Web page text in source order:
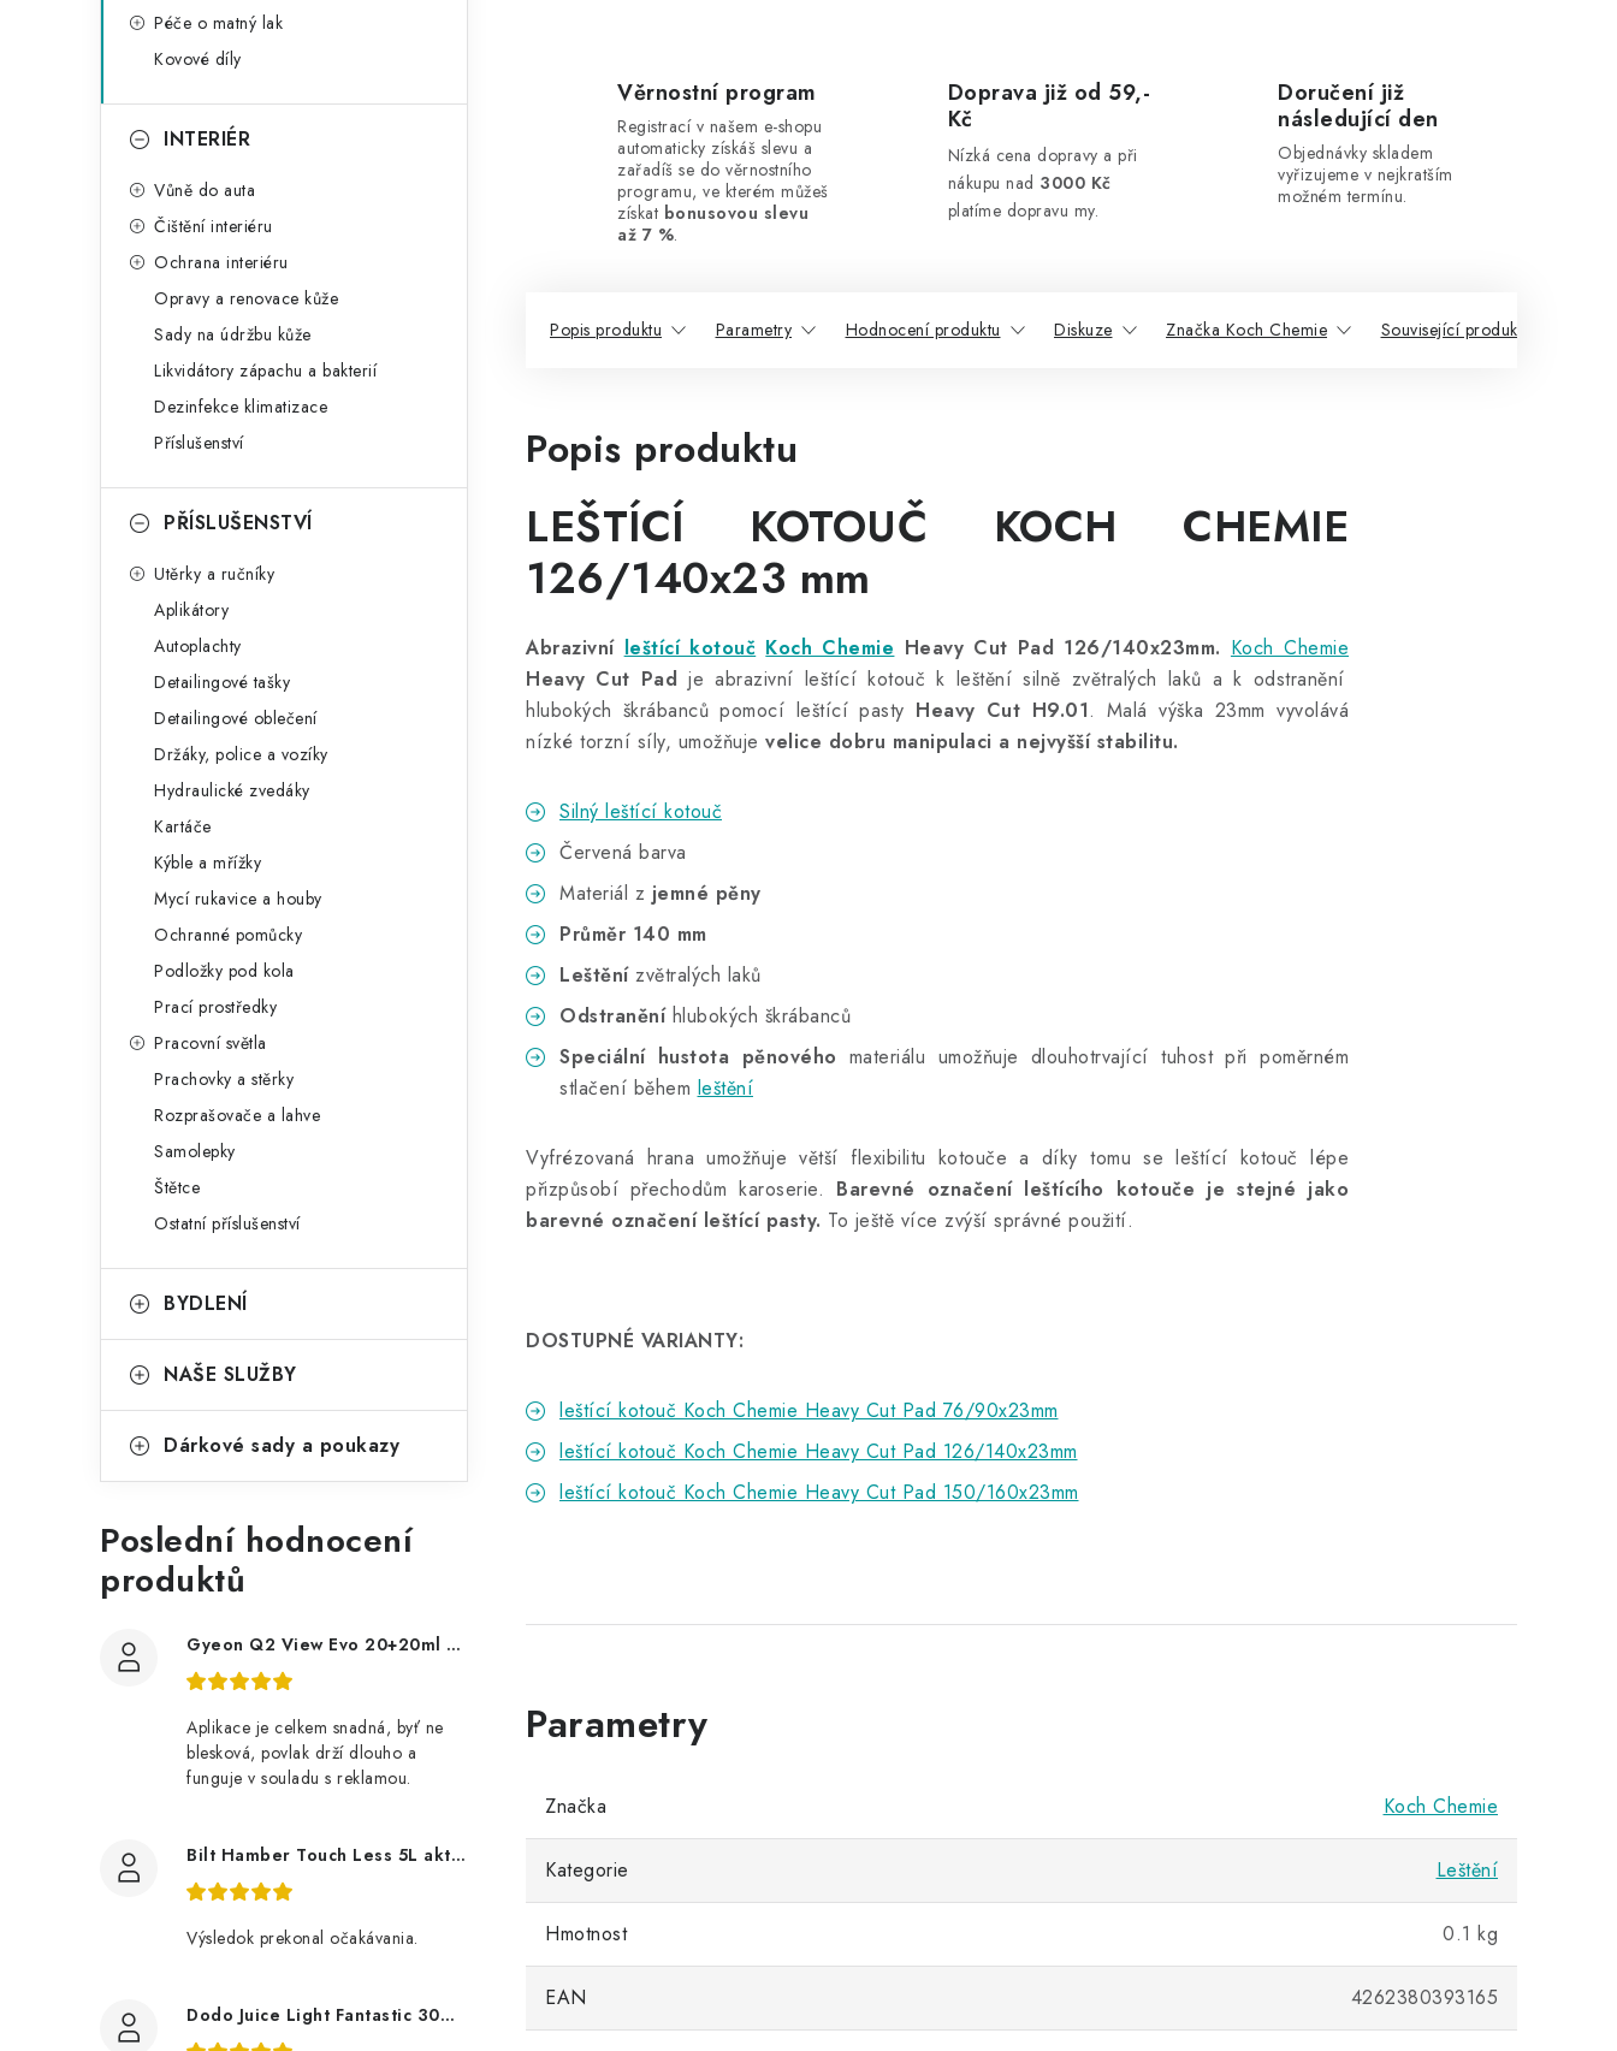
Péče o matný lak
Kovové díly
INTERIÉR
Vůně do auta
Čištění interiéru
Ochrana interiéru
Opravy a renovace kůže
Sady na údržbu kůže
Likvidátory zápachu a bakterií
Dezinfekce klimatizace
Příslušenství
PŘÍSLUŠENSTVÍ
Utěrky a ručníky
Aplikátory
Autoplachty
Detailingové tašky
Detailingové oblečení
Držáky, police a vozíky
Hydraulické zvedáky
Kartáče
Kýble a mřížky
Mycí rukavice a houby
Ochranné pomůcky
Podložky pod kola
Prací prostředky
Pracovní světla
Prachovky a stěrky
Rozprašovače a lahve
Samolepky
Štětce
Ostatní příslušenství
BYDLENÍ
NAŠE SLUŽBY
Dárkové sady a poukazy
Poslední hodnocení
produktů
Gyeon Q2 View Evo 20+20ml nanopovlak na okna
Aplikace je celkem snadná, byť ne
blesková, povlak drží dlouho a
funguje v souladu s reklamou.
Bilt Hamber Touch Less 5L aktivní pěna
Výsledok prekonal očakávania.
Dodo Juice Light Fantastic 30ml měkký vosk
Věrnostní program
Registrací v našem e-shopu
automaticky získáš slevu a
zařadíš se do věrnostního
programu, ve kterém můžeš
získat bonusovou slevu
až 7 %.
Doprava již od 59,-
Kč
Nízká cena dopravy a při
nákupu nad 3000 Kč
platíme dopravu my.
Doručení již
následující den
Objednávky skladem
vyřizujeme v nejkratším
možném termínu.
Popis produktu Parametry Hodnocení produktu Diskuze Značka Koch Chemie Související produkty
Popis produktu
LEŠTÍCÍ KOTOUČ KOCH CHEMIE
126/140x23 mm
Abrazivní leštící kotouč Koch Chemie Heavy Cut Pad 126/140x23mm. Koch Chemie
Heavy Cut Pad je abrazivní leštící kotouč k leštění silně zvětralých laků a k odstranění
hlubokých škrábanců pomocí leštící pasty Heavy Cut H9.01. Malá výška 23mm vyvolává
nízké torzní síly, umožňuje velice dobru manipulaci a nejvyšší stabilitu.
Silný leštící kotouč
Červená barva
Materiál z jemné pěny
Průměr 140 mm
Leštěnízvětralých laků
Odstraněníhlubokých škrábanců
Speciální hustota pěnového materiálu umožňuje dlouhotrvající tuhost při poměrném
stlačení během leštění
Vyfrézovaná hrana umožňuje větší flexibilitu kotouče a díky tomu se leštící kotouč lépe
přizpůsobí přechodům karoserie. Barevné označení leštícího kotouče je stejné jako
barevné označení leštící pasty. To ještě více zvýší správné použití.
DOSTUPNÉ VARIANTY:
leštící kotouč Koch Chemie Heavy Cut Pad 76/90x23mm
leštící kotouč Koch Chemie Heavy Cut Pad 126/140x23mm
leštící kotouč Koch Chemie Heavy Cut Pad 150/160x23mm
Značka Koch Chemie
Kategorie Leštění
Hmotnost 0.1 kg
EAN 4262380393165